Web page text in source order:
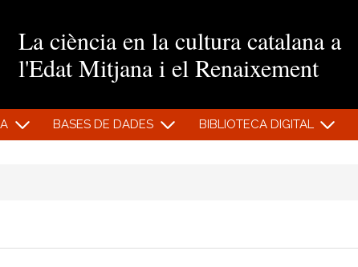
La ciència en la cultura catalana a
l'Edat Mitjana i el Renaixement
BASES DE DADES BIBLIOTECA DIGITAL